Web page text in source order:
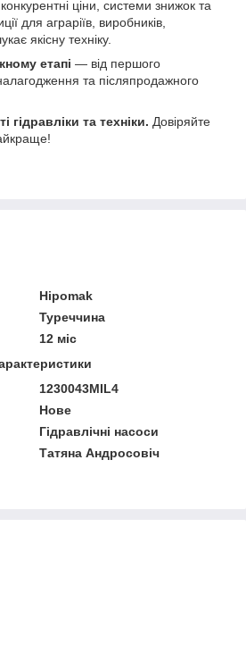
ціни, системи знижок та
для аграріїв, виробників,
якісну техніку.
етапі — від першого
та післяпродажного
та техніки. Довіряйте
Hipomak
Туреччина
12 міс
1230043MIL4
Нове
Гідравлічні насоси
Татяна Андросовіч